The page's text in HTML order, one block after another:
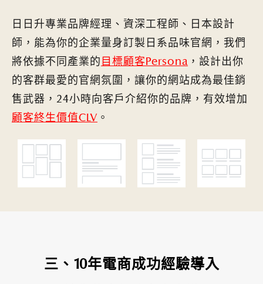
日日升專業品牌經理、資深工程師、日本設計
師，能為你的企業量身訂製日系品味官網，我們
將依據不同產業的 目標顧客Persona ，設計出你
的客群最愛的官網氛圍，讓你的網站成為最佳銷
售武器，24小時向客戶介紹你的品牌，有效增加
顧客終生價值CLV 。
三、10年電商成功經驗導入